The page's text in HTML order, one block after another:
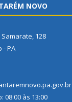
NOVO
128
- PA
às 13:00